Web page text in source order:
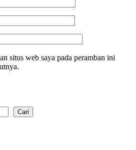
situs web saya pada peramban ini
Cari